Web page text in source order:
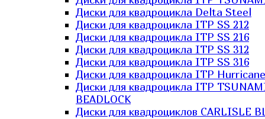
Диски для квадроцикла Delta Steel
Диски для квадроцикла ITP SS 212
Диски для квадроцикла ITP SS 216
Диски для квадроцикла ITP SS 312
Диски для квадроцикла ITP SS 316
Диски для квадроцикла ITP Hurricane
Диски для квадроцикла ITP
BEADLOCK
Диски для квадроциклов CARLISLE